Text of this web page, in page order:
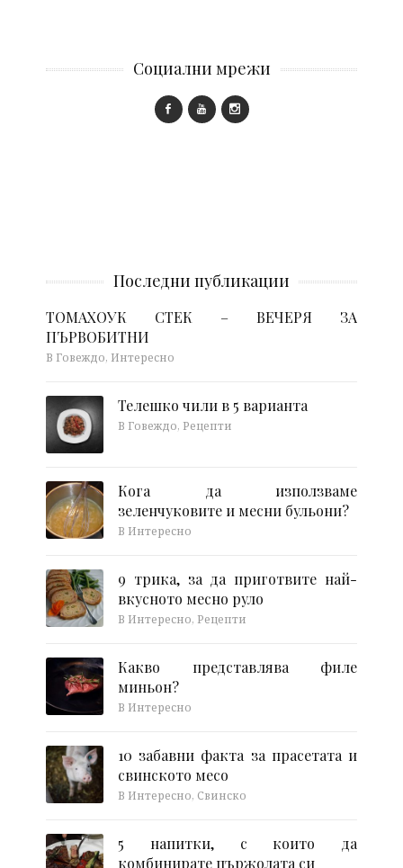
Социални мрежи
Последни публикации
ТОМАХОУК СТЕК – ВЕЧЕРЯ ЗА
ПЪРВОБИТНИ
В Говеждо, Интересно
Телешко чили в 5 варианта
В Говеждо, Рецепти
Кога да използваме
зеленчуковите и месни бульони?
В Интересно
9 трика, за да приготвите най-
вкусното месно руло
В Интересно, Рецепти
Какво представлява филе
миньон?
В Интересно
10 забавни факта за прасетата и
свинското месо
В Интересно, Свинско
5 напитки, с които да
комбинирате пържолата си